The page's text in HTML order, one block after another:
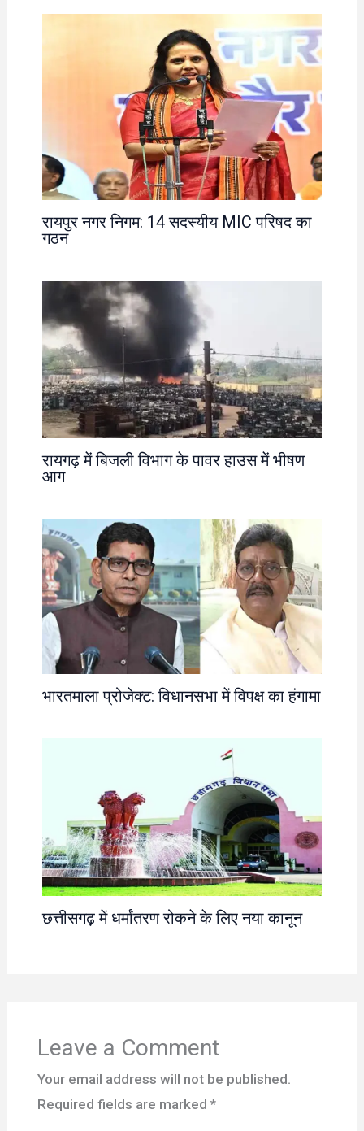
रायपुर नगर निगम: 14 सदस्यीय MIC परिषद का
गठन
रायगढ़ में बिजली विभाग के पावर हाउस में भीषण
आग
भारतमाला प्रोजेक्ट: विधानसभा में विपक्ष का हंगामा
छत्तीसगढ़ में धर्मांतरण रोकने के लिए नया कानून
Leave a Comment
Your email address will not be published.
Required fields are marked *